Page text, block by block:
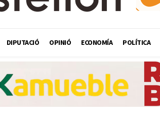
DIPUTACIÓ OPINIÓ ECONOMÍA POLÍTICA